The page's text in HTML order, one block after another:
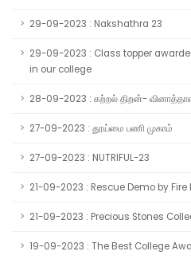
29-09-2023 : Nakshathra 23
29-09-2023 : Class topper
in our college
28-09-2023 : கற்றல் திறன்-
27-09-2023 : தூய்மை பணி முகாம்
27-09-2023 : NUTRIFUL-23
21-09-2023 : Rescue Demo by
21-09-2023 : Precious Stones
19-09-2023 : The Best College